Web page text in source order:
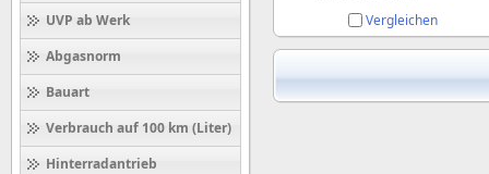
UVP ab Werk
Abgasnorm
Bauart
Verbrauch auf 100 km (Liter)
Hinterradantrieb
Vergleichen